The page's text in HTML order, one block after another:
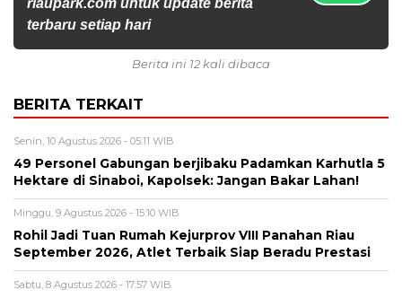
riaupark.com untuk update berita
terbaru setiap hari
Berita ini 12 kali dibaca
BERITA TERKAIT
Senin, 10 Agustus 2026 - 05:11 WIB
49 Personel Gabungan berjibaku Padamkan Karhutla 5
Hektare di Sinaboi, Kapolsek: Jangan Bakar Lahan!
Minggu, 9 Agustus 2026 - 15:10 WIB
Rohil Jadi Tuan Rumah Kejurprov VIII Panahan Riau
September 2026, Atlet Terbaik Siap Beradu Prestasi
Sabtu, 8 Agustus 2026 - 17:57 WIB